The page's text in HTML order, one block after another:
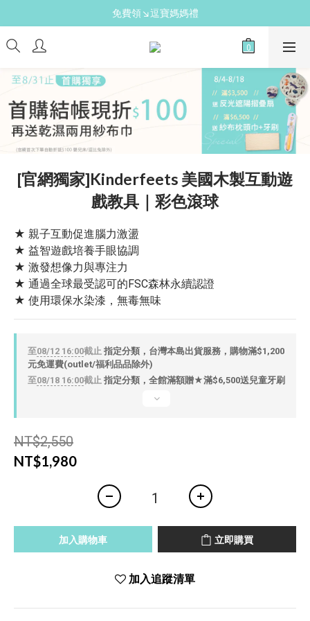
新手爸媽必備↘育兒懶人包
送禮心意↘親子胺基酸潔膚皂(金箔紫草)
新手爸媽必備↘育兒懶人包
[官網獨家]Kinderfeets 美國木製互動遊
戲教具｜彩色滾球
★ 親子互動促進腦力激盪
★ 益智遊戲培養手眼協調
★ 激發想像力與專注力
★ 通過全球最受認可的FSC森林永續認證
★ 使用環保水染漆，無毒無味
至08/12 16:00截止 指定分類，台灣本島出貨服務，購物滿$1,200
元免運費(outlet/福利品品除外)
至08/18 16:00截止 指定分類，全館滿額贈★滿$6,500送兒童牙刷
NT$2,550
NT$1,980
加入購物車 立即購買
加入追蹤清單